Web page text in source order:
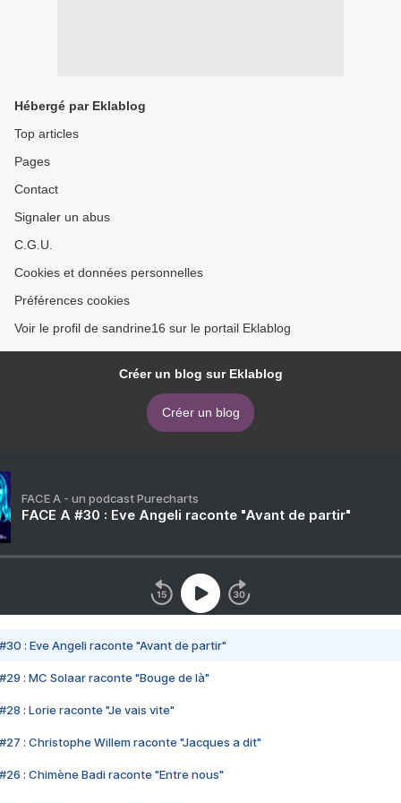
Hébergé par Eklablog
Top articles
Pages
Contact
Signaler un abus
C.G.U.
Cookies et données personnelles
Préférences cookies
Voir le profil de sandrine16 sur le portail Eklablog
Créer un blog sur Eklablog
Créer un blog
FACE A - un podcast Purecharts
FACE A #30 : Eve Angeli raconte "Avant de partir"
#30 : Eve Angeli raconte "Avant de partir"
#29 : MC Solaar raconte "Bouge de là"
#28 : Lorie raconte "Je vais vite"
#27 : Christophe Willem raconte "Jacques a dit"
#26 : Chimène Badi raconte "Entre nous"